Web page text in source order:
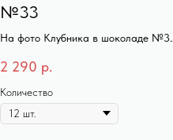
№33
На фото Клубника в шоколаде
2 290 р.
Количество